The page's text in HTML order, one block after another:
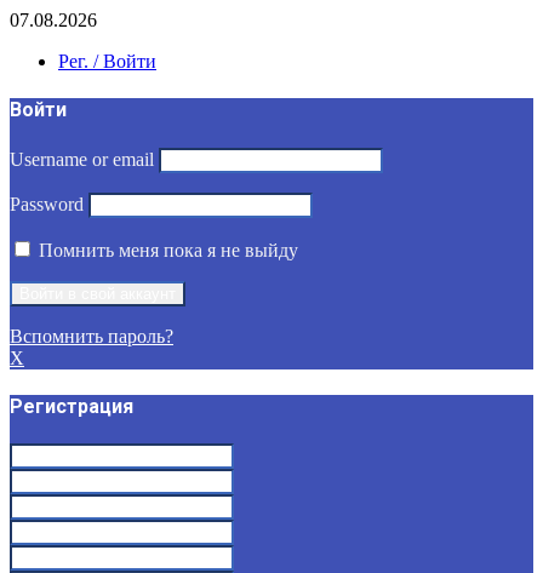
07.08.2026
Рег. / Войти
Войти
Username or email
Password
Помнить меня пока я не выйду
Вспомнить пароль?
X
Регистрация